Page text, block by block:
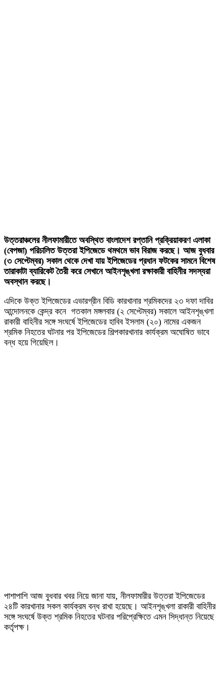
উত্তরাঞ্চলের নীলফামারীতে অবস্থিত বাংলাদেশ রপ্তানি প্রক্রিয়াকরণ এলাকা
(বেপজা) পরিচালিত উত্তরা ইপিজেডে থমথমে ভাব বিরাজ করছে। আজ বুধবার
(৩ সেপ্টেম্বর) সকাল থেকে দেখা যায় ইপিজেডের প্রধান ফটকের সামনে বিশেষ
তারাকাটা ব্যারিকেট তৈরী করে সেখানে আইনশৃঙ্খলা রক্ষাকারী বাহিনীর সদস্যরা
অবস্থান করছে।
এদিকে উক্ত ইপিজেডের এভারগ্রীন বিডি কারখানার শ্রমিকদের ২৩ দফা দাবির
আন্দোলনকে কেন্দ্র কনে গতকাল মঙ্গলবার (২ সেপ্টেম্বর) সকালে আইনশৃঙ্খলা
রাকারী বাহিনীর সঙ্গে সংঘর্ষে ইপিজেডের হাবিব ইসলাম (২০) নামের একজন
শ্রমিক নিহতের ঘটনার পর ইপিজেডের শিল্পকারখানার কার্যক্রম অঘোষিত ভাবে
বন্ধ হয়ে গিয়েছিল।
পাশাপাশি আজ বুধবার খবর নিয়ে জানা যায়, নীলফামারীর উত্তরা ইপিজেডের
২৪টি কারখানার সকল কার্যক্রম বন্ধ রাখা হয়েছে। আইনশৃঙ্খলা রাকারী বাহিনীর
সঙ্গে সংঘর্ষে উক্ত শ্রমিক নিহতের ঘটনার পরিপ্রেক্ষিতে এমন সিদ্ধান্ত নিয়েছে
কর্তৃপক্ষ।